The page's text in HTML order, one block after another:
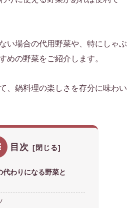
い場合の代用野菜や、特にしゃぶ
めの野菜をご紹介します。
、鍋料理の楽しさを存分に味わい
目次
代わりになる野菜と